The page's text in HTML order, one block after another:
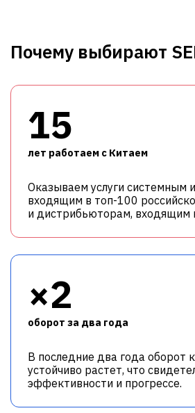
Почему выбирают
15
лет работаем с Китаем
Оказываем услуги системным
входящим в топ-100
и дистрибьюторам, входящим
×2
оборот за два года
В последние два года оборот
устойчиво растет, что
эффективности и прогрессе.